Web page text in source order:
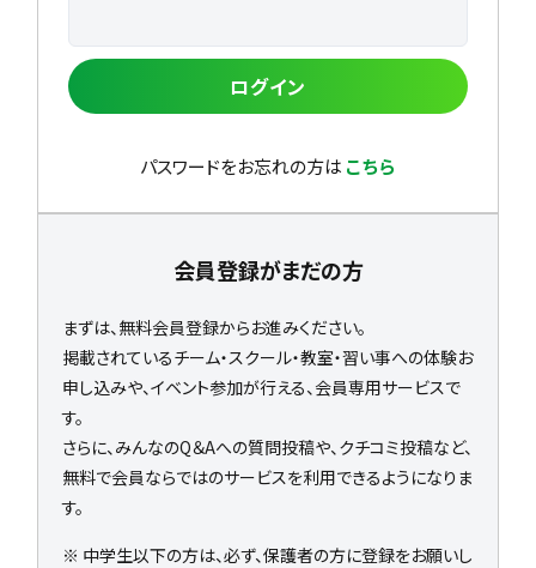
ログイン
パスワードをお忘れの方は こちら
会員登録がまだの方
まずは、無料会員登録からお進みください。
掲載されているチーム・スクール・教室・習い事への体験お
申し込みや、イベント参加が行える、会員専用サービスで
す。
さらに、みんなのQ＆Aへの質問投稿や、クチコミ投稿など、
無料で会員ならではのサービスを利用できるようになりま
す。
※ 中学生以下の方は、必ず、保護者の方に登録をお願いし